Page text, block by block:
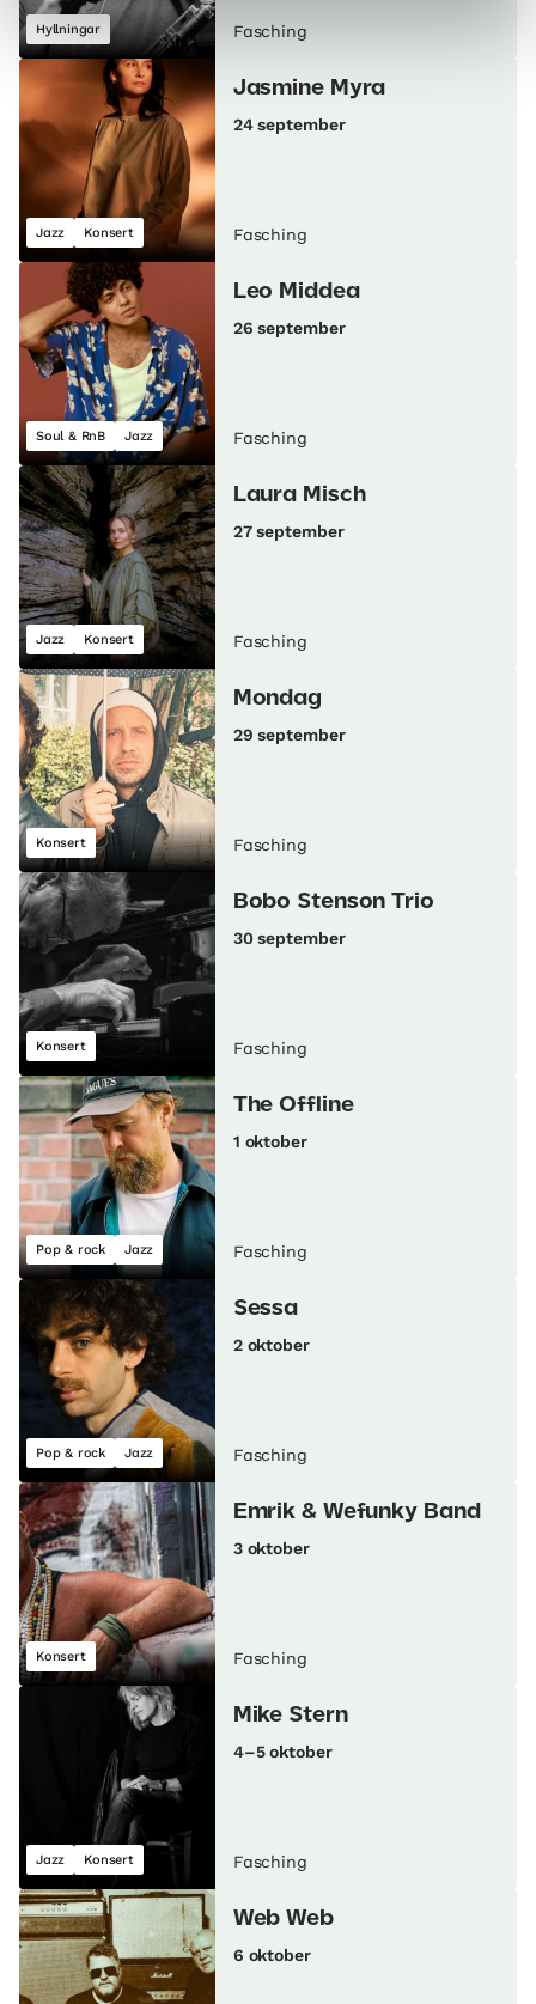
Hyllningar Fasching
Jazz Konsert
Jasmine Myra
24 september
Fasching
Soul & RnB Jazz
Leo Middea
26 september
Fasching
Jazz Konsert
Laura Misch
27 september
Fasching
Konsert
Mondag
29 september
Fasching
Konsert
Bobo Stenson Trio
30 september
Fasching
Pop & rock Jazz
The Offline
1 oktober
Fasching
Pop & rock Jazz
Sessa
2 oktober
Fasching
Konsert
Emrik & Wefunky Band
3 oktober
Fasching
Jazz Konsert
Mike Stern
4–5 oktober
Fasching
Web Web
6 oktober